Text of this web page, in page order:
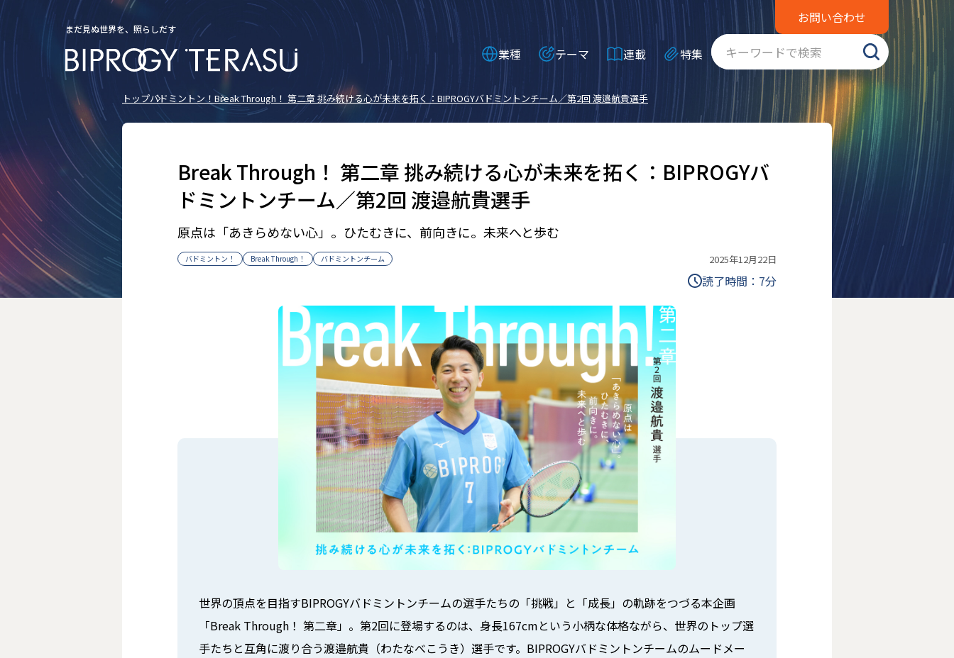
まだ見ぬ世界を、照らしだす
業種 テーマ 連載 特集
お問い合わせ
トップバドミントン！ Break Through！ 第二章 挑み続ける心が未来を拓く：BIPROGYバドミントンチーム／第2回 渡邉航貴選手
Break Through！ 第二章 挑み続ける心が未来を拓く：BIPROGYバ
ドミントンチーム／第2回 渡邉航貴選手
原点は「あきらめない心」。ひたむきに、前向きに。未来へと歩む
バドミントン！ Break Through！ バドミントンチーム 2025年12月22日
読了時間： 7分
世界の頂点を目指すBIPROGYバドミントンチームの選手たちの「挑戦」と「成長」の軌跡をつづる本企画
「Break Through！ 第二章」。第2回に登場するのは、身長167cmという小柄な体格ながら、世界のトップ選
手たちと互角に渡り合う渡邉航貴（わたなべこうき）選手です。BIPROGYバドミントンチームのムードメー